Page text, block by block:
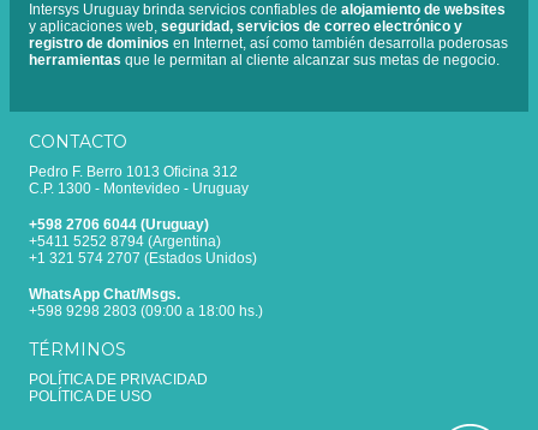
Intersys Uruguay brinda servicios confiables de alojamiento de websites
y aplicaciones web, seguridad, servicios de correo electrónico y
registro de dominios en Internet, así como también desarrolla poderosas
herramientas que le permitan al cliente alcanzar sus metas de negocio.
CONTACTO
Pedro F. Berro 1013 Oficina 312
C.P. 1300 - Montevideo - Uruguay
+598 2706 6044 (Uruguay)
+5411 5252 8794 (Argentina)
+1 321 574 2707 (Estados Unidos)
WhatsApp Chat/Msgs.
+598 9298 2803 (09:00 a 18:00 hs.)
TÉRMINOS
POLÍTICA DE PRIVACIDAD
POLÍTICA DE USO